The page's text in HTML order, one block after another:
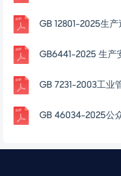
GB 12801-2025生
GB6441-2025 生产